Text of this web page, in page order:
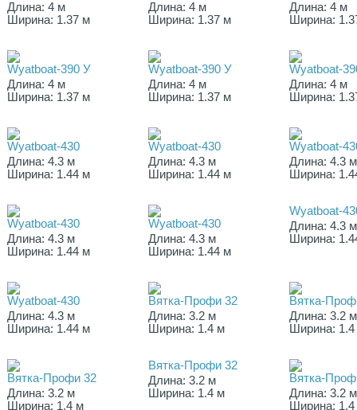
Длина: 4 м
Ширина: 1.37 м
Длина: 4 м
Ширина: 1.37 м
Длина: 4 м
Ширина:
Wyatboat-390 У
Длина: 4 м
Ширина: 1.37 м
Wyatboat-390 У
Длина: 4 м
Ширина: 1.37 м
Wyatboat-
Длина: 4 м
Ширина:
Wyatboat-430
Длина: 4.3 м
Ширина: 1.44 м
Wyatboat-430
Длина: 4.3 м
Ширина: 1.44 м
Wyatboat-
Длина: 4.3 м
Ширина:
Wyatboat-430
Длина: 4.3 м
Ширина: 1.44 м
Wyatboat-430
Длина: 4.3 м
Ширина: 1.44 м
Wyatboat-
Длина: 4.3 м
Ширина:
Wyatboat-430
Длина: 4.3 м
Ширина: 1.44 м
Вятка-Профи 32
Длина: 3.2 м
Ширина: 1.4 м
Вятка-
Длина: 3.2 м
Ширина:
Вятка-Профи 32
Длина: 3.2 м
Ширина: 1.4 м
Вятка-Профи 32
Длина: 3.2 м
Ширина: 1.4 м
Вятка-
Длина: 3.2 м
Ширина: